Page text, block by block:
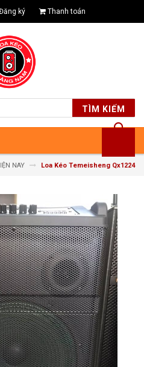
ký Thanh toán
TÌM KIẾM
NAY Loa Kéo Temeisheng Qx1224